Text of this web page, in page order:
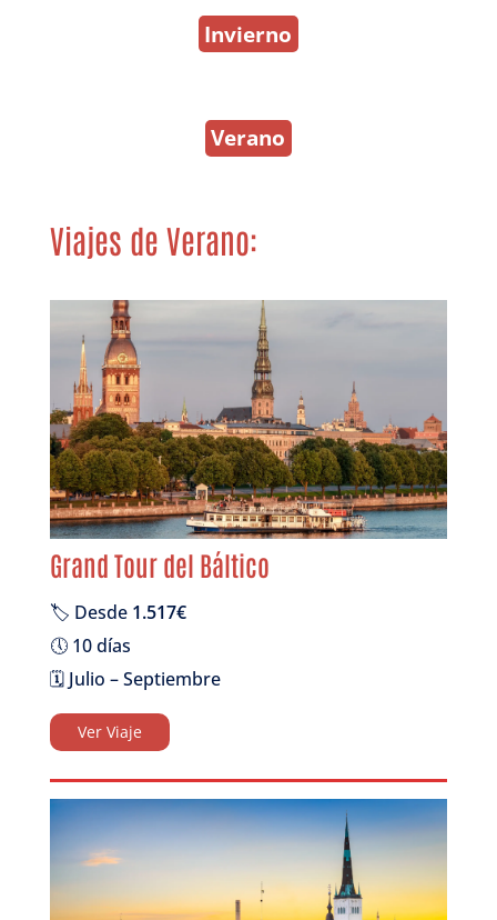
Invierno
Verano
Viajes de Verano:
Grand Tour del Báltico
🏷️ Desde 1.517€
🕔 10 días
🗓️ Julio – Septiembre
Ver Viaje